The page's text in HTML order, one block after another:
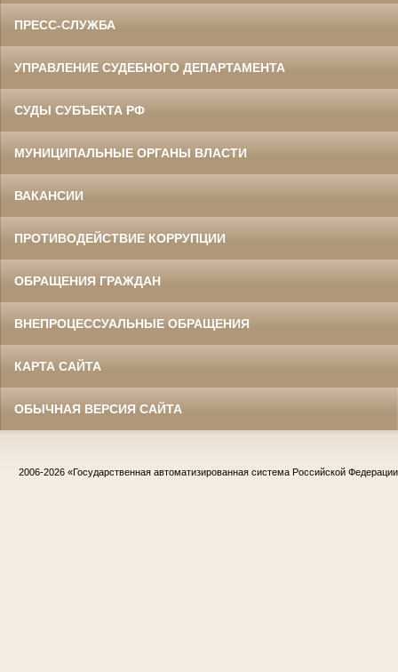
ПРЕСС-СЛУЖБА
УПРАВЛЕНИЕ СУДЕБНОГО ДЕПАРТАМЕНТА
СУДЫ СУБЪЕКТА РФ
МУНИЦИПАЛЬНЫЕ ОРГАНЫ ВЛАСТИ
ВАКАНСИИ
ПРОТИВОДЕЙСТВИЕ КОРРУПЦИИ
ОБРАЩЕНИЯ ГРАЖДАН
ВНЕПРОЦЕССУАЛЬНЫЕ ОБРАЩЕНИЯ
КАРТА САЙТА
ОБЫЧНАЯ ВЕРСИЯ САЙТА
2006-2026 «Государственная автоматизированная система Российской